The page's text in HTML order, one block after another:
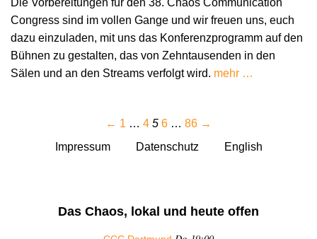
Die Vorbereitungen für den 38. Chaos Communication
Congress sind im vollen Gange und wir freuen uns, euch
dazu einzuladen, mit uns das Konferenzprogramm auf den
Bühnen zu gestalten, das von Zehntausenden in den
Sälen und an den Streams verfolgt wird. mehr …
← 1 … 4 5 6 … 86 →
Impressum
Datenschutz English
Das Chaos, lokal und heute offen